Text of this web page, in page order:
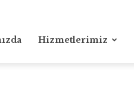
Hizmetlerimiz